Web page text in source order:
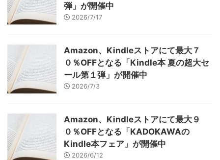
弾」が開催中
2026/7/17
Amazon、Kindleストアにて最大７
０％OFFとなる「Kindle本 夏の超大セ
ール第１弾」が開催中
2026/7/3
Amazon、Kindleストアにて最大９
０％OFFとなる「KADOKAWAの
Kindle本フェア」が開催中
2026/6/12